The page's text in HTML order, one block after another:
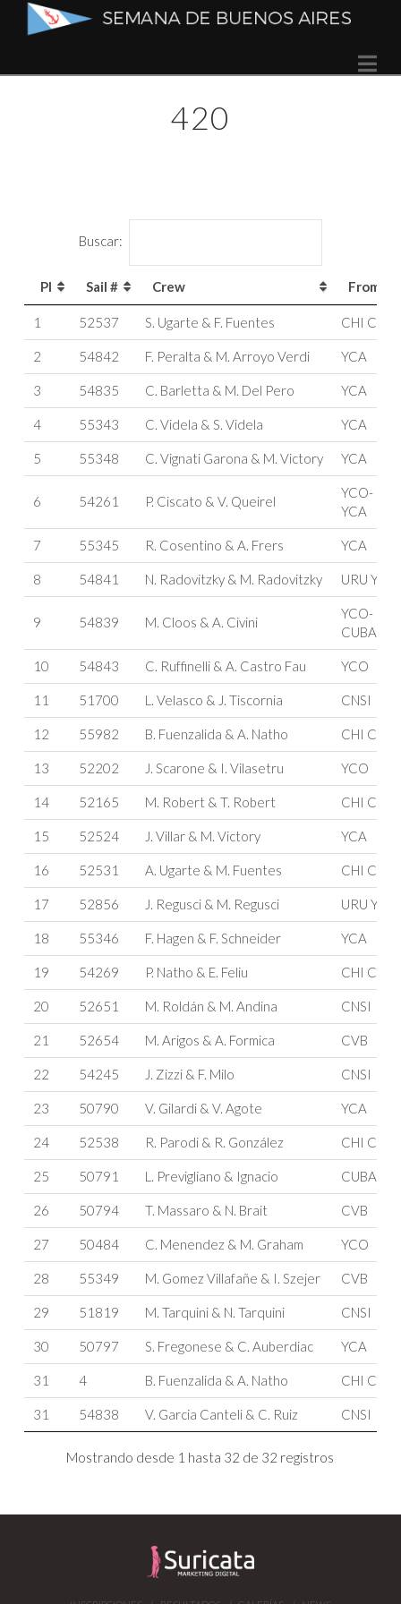
Semana
de
Buenos
Aires
420
Buscar:
Pl Sail # Crew
From
1 52537 S. Ugarte & F. Fuentes CHI CYA
2 54842 F. Peralta & M. Arroyo Verdi YCA
3 54835 C. Barletta & M. Del Pero YCA
4 55343 C. Videla & S. Videla YCA
5 55348 C. Vignati Garona & M. Victory YCA
6 54261 P. Ciscato & V. Queirel
YCO-
YCA
7 55345 R. Cosentino & A. Frers YCA
8 54841 N. Radovitzky & M. Radovitzky URU YCU
9 54839 M. Cloos & A. Civini
YCO-
CUBA
10 54843 C. Ruffinelli & A. Castro Fau YCO
11 51700 L. Velasco & J. Tiscornia CNSI
12 55982 B. Fuenzalida & A. Natho CHI CYA
13 52202 J. Scarone & I. Vilasetru YCO
14 52165 M. Robert & T. Robert CHI CYA
15 52524 J. Villar & M. Victory YCA
16 52531 A. Ugarte & M. Fuentes CHI CYA
17 52856 J. Regusci & M. Regusci URU YCU
18 55346 F. Hagen & F. Schneider YCA
19 54269 P. Natho & E. Feliu CHI CYA
20 52651 M. Roldán & M. Andina CNSI
21 52654 M. Arigos & A. Formica CVB
22 54245 J. Zizzi & F. Milo CNSI
23 50790 V. Gilardi & V. Agote YCA
24 52538 R. Parodi & R. González CHI CYA
25 50791 L. Previgliano & Ignacio CUBA
26 50794 T. Massaro & N. Brait CVB
27 50484 C. Menendez & M. Graham YCO
28 55349 M. Gomez Villafañe & I. Szejer CVB
29 51819 M. Tarquini & N. Tarquini CNSI
30 50797 S. Fregonese & C. Auberdiac YCA
31 4 B. Fuenzalida & A. Natho CHI CYA
31 54838 V. Garcia Canteli & C. Ruiz CNSI
Mostrando desde 1 hasta 32 de 32 registros